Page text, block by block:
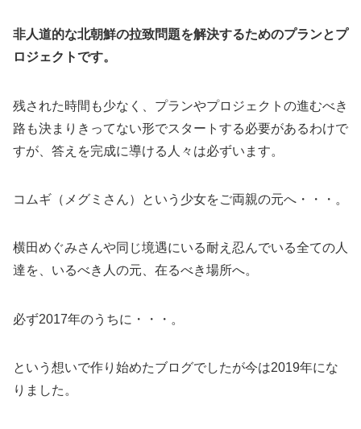
非人道的な北朝鮮の拉致問題を解決するためのプランとプ
ロジェクトです。
残された時間も少なく、プランやプロジェクトの進むべき
路も決まりきってない形でスタートする必要があるわけで
すが、答えを完成に導ける人々は必ずいます。
コムギ（メグミさん）という少女をご両親の元へ・・・。
横田めぐみさんや同じ境遇にいる耐え忍んでいる全ての人
達を、いるべき人の元、在るべき場所へ。
必ず2017年のうちに・・・。
という想いで作り始めたブログでしたが今は2019年にな
りました。